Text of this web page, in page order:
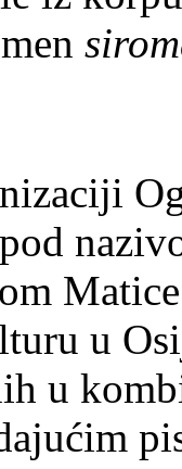
u
u